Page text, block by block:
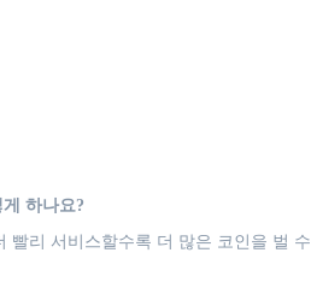
하나요?
리 서비스할수록 더 많은 코인을 벌